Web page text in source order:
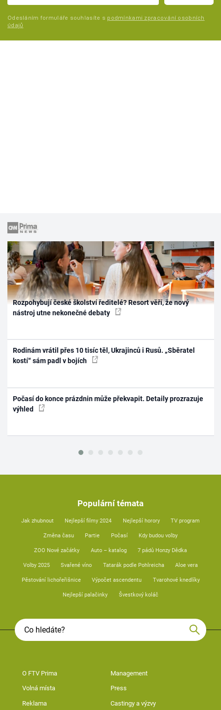
Odesláním formuláře souhlasíte s podmínkami zpracování osobních
údajů
Rozpohybují české školství ředitelé? Resort věří, že nový
nástroj utne nekonečné debaty
Rodinám vrátil přes 10 tisíc těl, Ukrajinců i Rusů. „Sběratel
kostí“ sám padl v bojích
Počasí do konce prázdnin může překvapit. Detaily prozrazuje
výhled
Populární témata
Jak zhubnout Nejlepší filmy 2024 Nejlepší horory TV program
Změna času Partie Počasí Kdy budou volby
ZOO Nové začátky Auto – katalog 7 pádů Honzy Dědka
Volby 2025 Svařené víno Tatarák podle Pohlreicha Aloe vera
Pěstování lichořeřišnice Výpočet ascendentu Tvarohové knedlíky
Nejlepší palačinky Švestkový koláč
O FTV Prima Management
Volná místa Press
Reklama Castingy a výzvy